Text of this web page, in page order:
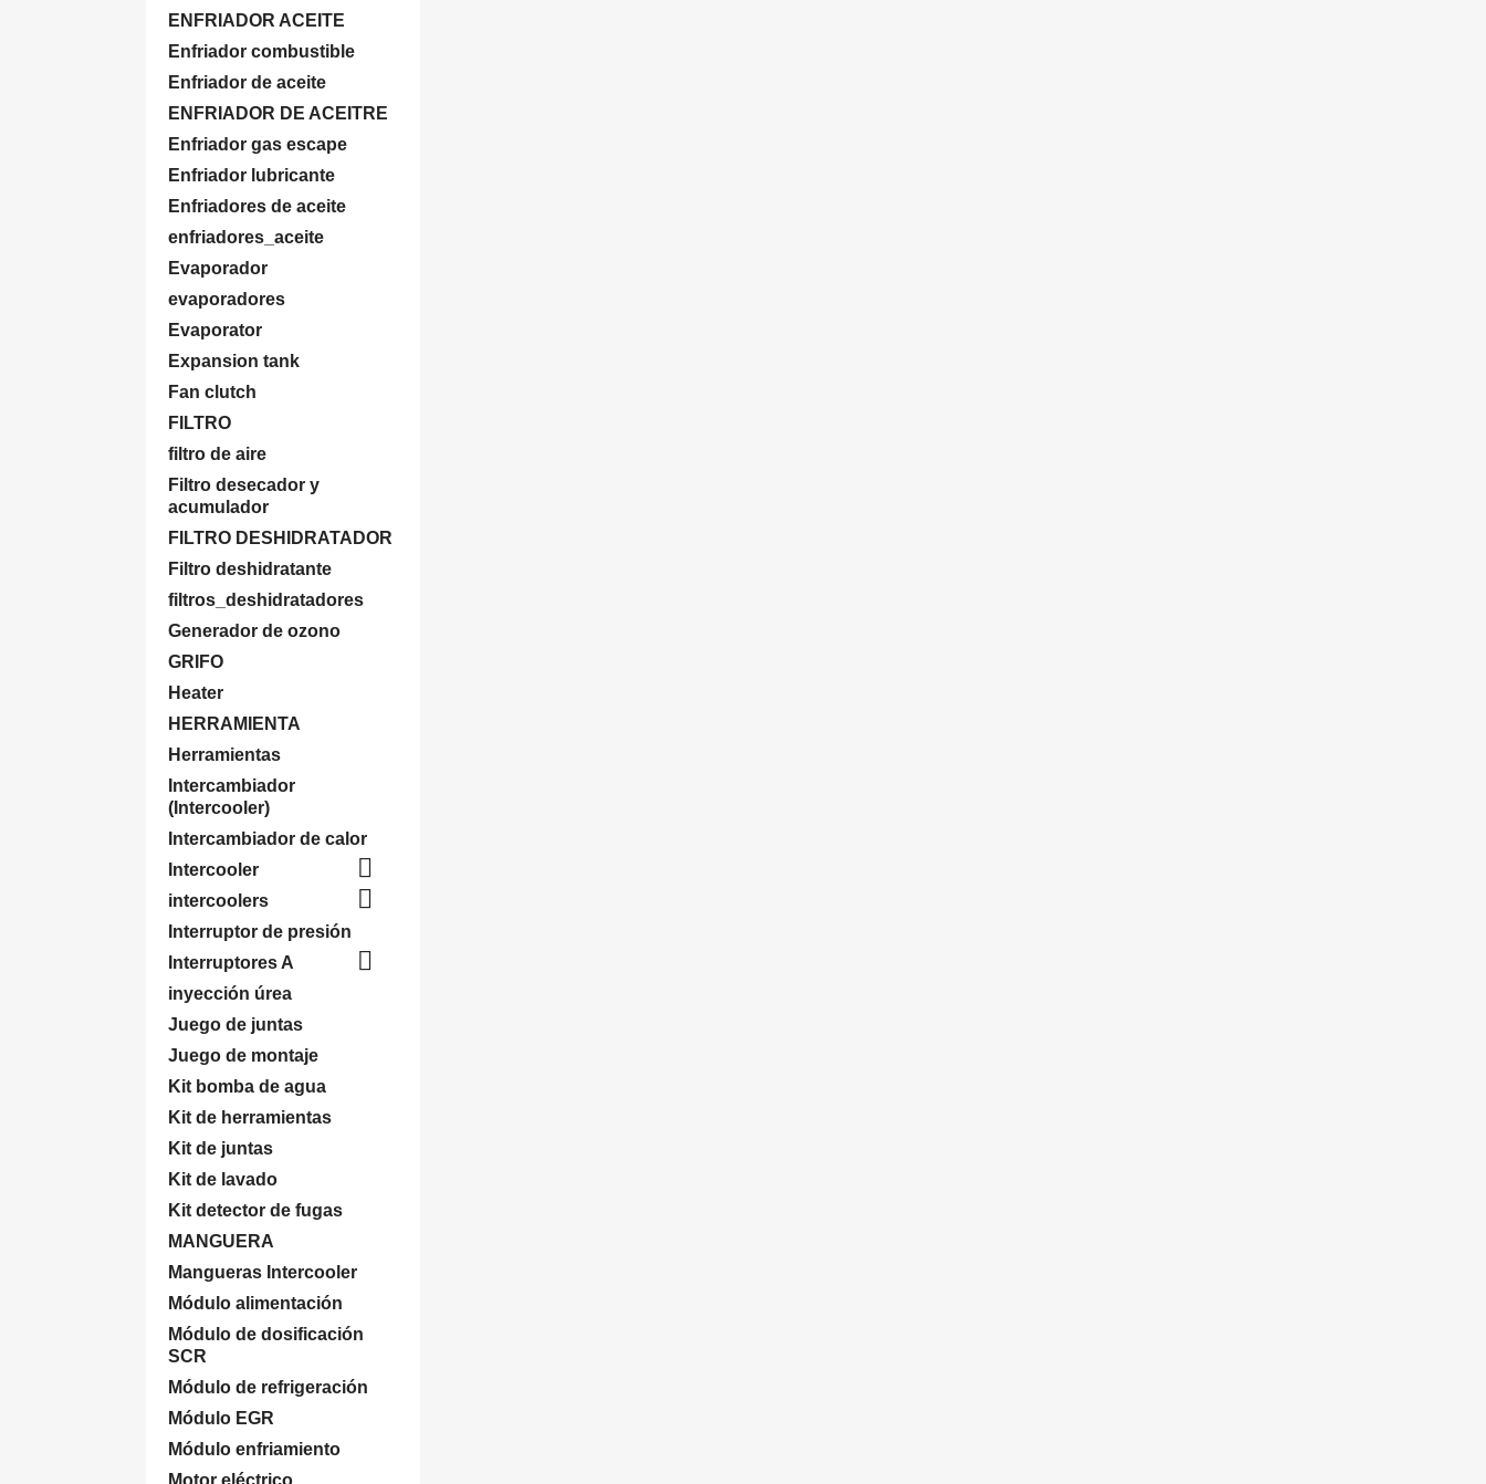
ENFRIADOR ACEITE
Enfriador combustible
Enfriador de aceite
ENFRIADOR DE ACEITRE
Enfriador gas escape
Enfriador lubricante
Enfriadores de aceite
enfriadores_aceite
Evaporador
evaporadores
Evaporator
Expansion tank
Fan clutch
FILTRO
filtro de aire
Filtro desecador y
acumulador
FILTRO DESHIDRATADOR
Filtro deshidratante
filtros_deshidratadores
Generador de ozono
GRIFO
Heater
HERRAMIENTA
Herramientas
Intercambiador
(Intercooler)
Intercambiador de calor
Intercooler

intercoolers 
Interruptor de presión
Interruptores A

inyección úrea
Juego de juntas
Juego de montaje
Kit bomba de agua
Kit de herramientas
Kit de juntas
Kit de lavado
Kit detector de fugas
MANGUERA
Mangueras Intercooler
Módulo alimentación
Módulo de dosificación
SCR
Módulo de refrigeración
Módulo EGR
Módulo enfriamiento
Motor eléctrico